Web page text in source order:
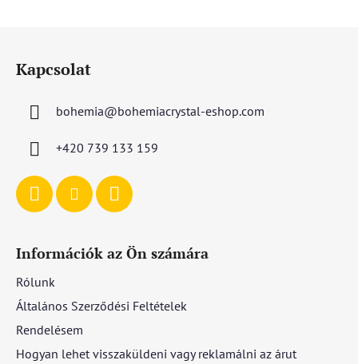
Kapcsolat
bohemia@bohemiacrystal-eshop.com
+420 739 133 159
Információk az Ön számára
Rólunk
Általános Szerződési Feltételek
Rendelésem
Hogyan lehet visszaküldeni vagy reklamálni az árut